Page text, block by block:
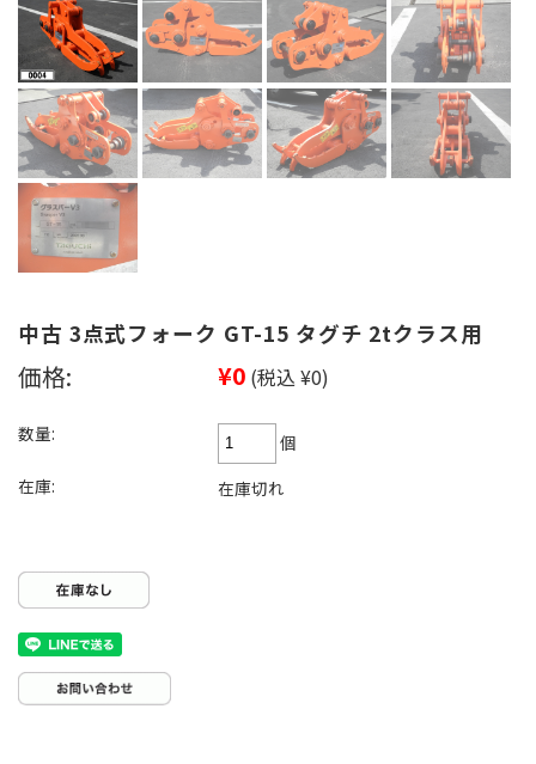
中古 3点式フォーク GT-15 タグチ 2tクラス用
価格: ¥0 (税込 ¥0)
数量:
個
在庫:
在庫切れ